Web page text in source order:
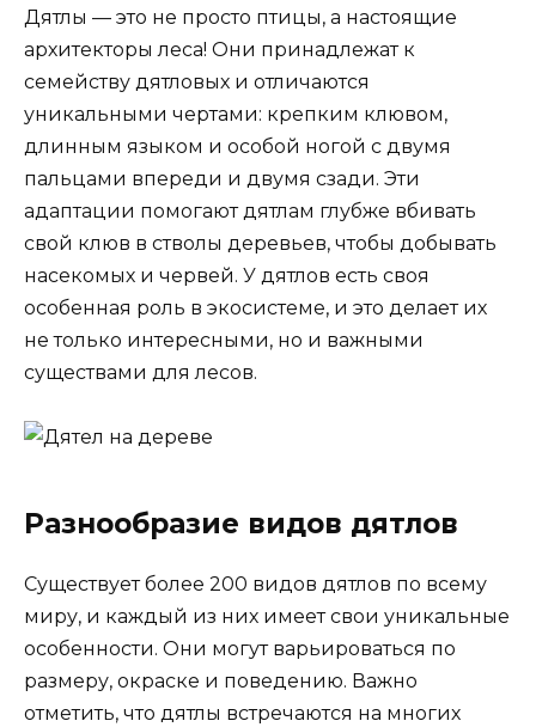
Дятлы — это не просто птицы, а настоящие
архитекторы леса! Они принадлежат к
семейству дятловых и отличаются
уникальными чертами: крепким клювом,
длинным языком и особой ногой с двумя
пальцами впереди и двумя сзади. Эти
адаптации помогают дятлам глубже вбивать
свой клюв в стволы деревьев, чтобы добывать
насекомых и червей. У дятлов есть своя
особенная роль в экосистеме, и это делает их
не только интересными, но и важными
существами для лесов.
Разнообразие видов дятлов
Существует более 200 видов дятлов по всему
миру, и каждый из них имеет свои уникальные
особенности. Они могут варьироваться по
размеру, окраске и поведению. Важно
отметить, что дятлы встречаются на многих